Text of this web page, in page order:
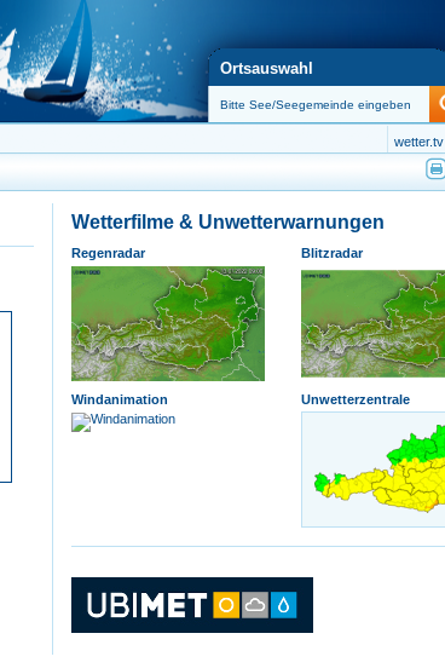
Ortsauswahl
wetter.tv
Wetterfilme & Unwetterwarnungen
Regenradar Blitzradar
Windanimation Unwetterzentrale